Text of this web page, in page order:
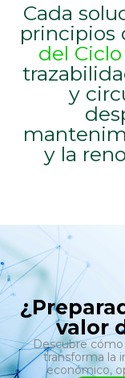
Cada
principios
del
y
y la
valor
Descubre cómo
transforma la
económico,